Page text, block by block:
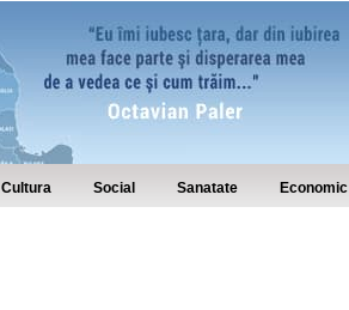
Cultura Social Sanatate Economic